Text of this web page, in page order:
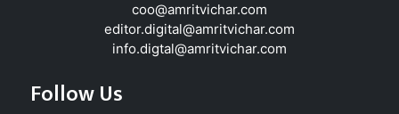
coo@amritvichar.com
editor.digital@amritvichar.com
info.digtal@amritvichar.com
Follow Us